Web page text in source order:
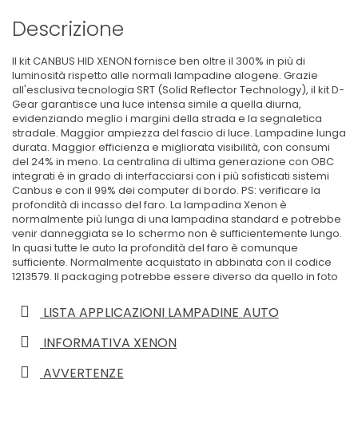
Descrizione
Il kit CANBUS HID XENON fornisce ben oltre il 300% in più di
luminosità rispetto alle normali lampadine alogene. Grazie
all'esclusiva tecnologia SRT (Solid Reflector Technology), il kit D-
Gear garantisce una luce intensa simile a quella diurna,
evidenziando meglio i margini della strada e la segnaletica
stradale. Maggior ampiezza del fascio di luce. Lampadine lunga
durata. Maggior efficienza e migliorata visibilità, con consumi
del 24% in meno. La centralina di ultima generazione con OBC
integrati è in grado di interfacciarsi con i più sofisticati sistemi
Canbus e con il 99% dei computer di bordo. PS: verificare la
profondità di incasso del faro. La lampadina Xenon è
normalmente più lunga di una lampadina standard e potrebbe
venir danneggiata se lo schermo non è sufficientemente lungo.
In quasi tutte le auto la profondità del faro è comunque
sufficiente. Normalmente acquistato in abbinata con il codice
1213579. Il packaging potrebbe essere diverso da quello in foto
LISTA APPLICAZIONI LAMPADINE AUTO
INFORMATIVA XENON
AVVERTENZE